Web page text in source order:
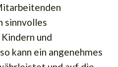
sinnvolles
und
kann ein angenehmes